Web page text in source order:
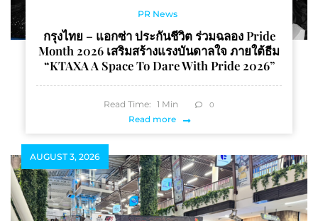
PR News
กรุงไทย – แอกซ่า ประกันชีวิต ร่วมฉลอง Pride
Month 2026 เสริมสร้างแรงบันดาลใจ ภายใต้ธีม
“KTAXA A Space To Dare With Pride 2026”
Read Time: 1 Min 0
Read more
AUGUST 3, 2026